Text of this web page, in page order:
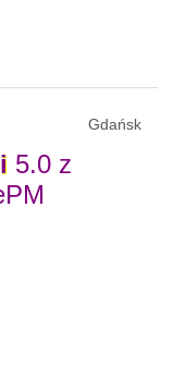
Gdańsk
5.0 z